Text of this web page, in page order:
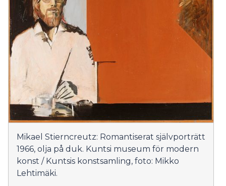
Mikael Stierncreutz: Romantiserat självporträtt
1966, olja på duk. Kuntsi museum för modern
konst / Kuntsis konstsamling, foto: Mikko
Lehtimäki.